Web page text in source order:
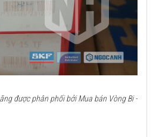
được phân phối bởi Mua bán Vòng Bi -